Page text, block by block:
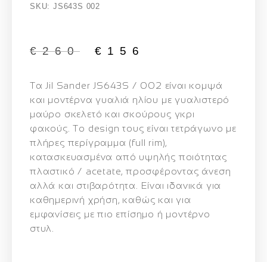
SKU: JS643S 002
€260 € 156
Τα Jil Sander JS643S / 002 είναι κομψά
και μοντέρνα γυαλιά ηλίου με γυαλιστερό
μαύρο σκελετό και σκούρους γκρι
φακούς . Το design τους είναι τετράγωνο με
πλήρες περίγραμμα (full rim),
κατασκευασμένα από υψηλής ποιότητας
πλαστικό / acetate, προσφέροντας άνεση
αλλά και στιβαρότητα. Είναι ιδανικά για
καθημερινή χρήση, καθώς και για
εμφανίσεις με πιο επίσημο ή μοντέρνο
στυλ.